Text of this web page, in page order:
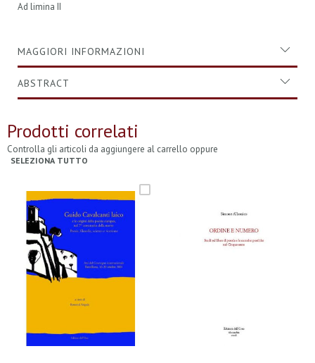
Ad limina II
MAGGIORI INFORMAZIONI
ABSTRACT
Prodotti correlati
Controlla gli articoli da aggiungere al carrello oppure
SELEZIONA TUTTO